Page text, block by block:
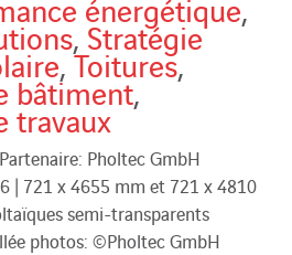
, Stratégie
,Toitures,
bâtiment,
travaux
Pholtec GmbH
| 721 x 4655 mm et 721 x 4810
semi-transparents
photos: ©Pholtec GmbH